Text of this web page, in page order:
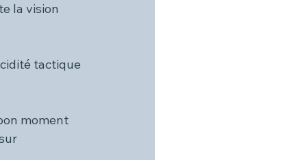
la vision
tactique
moment